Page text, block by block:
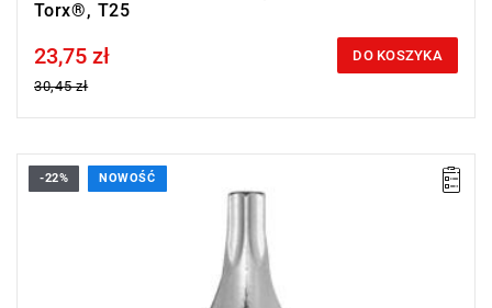
Torx®, T25
Price tax included
23,75 zł
30,45 zł
DO KOSZYKA
-22% NOWOŚĆ